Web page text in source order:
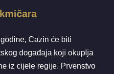
Cazin će biti
događaja koji okuplja
iz cijele regije. Prvenstvo